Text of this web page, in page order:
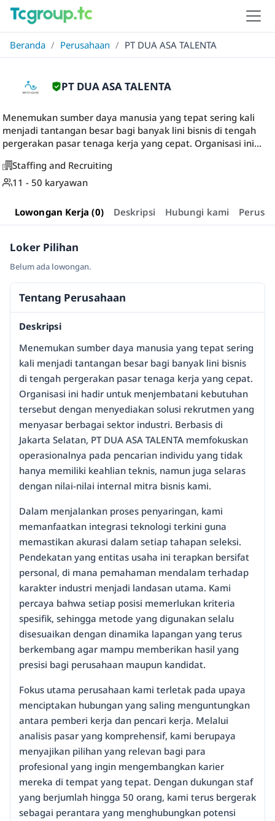
Beranda / Perusahaan / PT DUA ASA TALENTA
PT DUA ASA TALENTA
Menemukan sumber daya manusia yang tepat sering kali
menjadi tantangan besar bagi banyak lini bisnis di tengah
pergerakan pasar tenaga kerja yang cepat. Organisasi ini...
Staffing and Recruiting
11 - 50 karyawan
Lowongan Kerja (0) Deskripsi Hubungi kami
Loker Pilihan
Belum ada lowongan.
Tentang Perusahaan
Deskripsi
Menemukan sumber daya manusia yang tepat sering
kali menjadi tantangan besar bagi banyak lini bisnis
di tengah pergerakan pasar tenaga kerja yang cepat.
Organisasi ini hadir untuk menjembatani kebutuhan
tersebut dengan menyediakan solusi rekrutmen yang
menyasar berbagai sektor industri. Berbasis di
Jakarta Selatan, PT DUA ASA TALENTA memfokuskan
operasionalnya pada pencarian individu yang tidak
hanya memiliki keahlian teknis, namun juga selaras
dengan nilai-nilai internal mitra bisnis kami.
Dalam menjalankan proses penyaringan, kami
memanfaatkan integrasi teknologi terkini guna
memastikan akurasi dalam setiap tahapan seleksi.
Pendekatan yang entitas usaha ini terapkan bersifat
personal, di mana pemahaman mendalam terhadap
karakter industri menjadi landasan utama. Kami
percaya bahwa setiap posisi memerlukan kriteria
spesifik, sehingga metode yang digunakan selalu
disesuaikan dengan dinamika lapangan yang terus
berkembang agar mampu memberikan hasil yang
presisi bagi perusahaan maupun kandidat.
Fokus utama perusahaan kami terletak pada upaya
menciptakan hubungan yang saling menguntungkan
antara pemberi kerja dan pencari kerja. Melalui
analisis pasar yang komprehensif, kami berupaya
menyajikan pilihan yang relevan bagi para
profesional yang ingin mengembangkan karier
mereka di tempat yang tepat. Dengan dukungan staf
yang berjumlah hingga 50 orang, kami terus bergerak
sebagai perantara yang menghubungkan potensi